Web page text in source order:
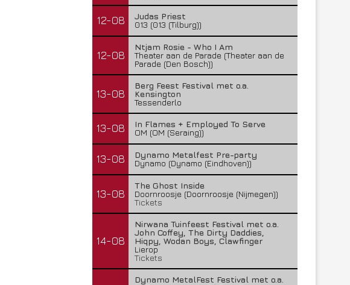
12-08
Judas Priest
013 (013 (Tilburg))
12-08
Ntjam Rosie - Who I Am
Theater aan de Parade (Theater aan de
Parade (Den Bosch))
13-08
Berg Feest Festival met o.a.
Kensington
Tessenderlo
13-08
In Flames + Employed To Serve
OM (OM (Seraing))
13-08
Dynamo Metalfest Pre-party
Dynamo (Dynamo (Eindhoven))
13-08
The Ghost Inside
Doornroosje (Doornroosje (Nijmegen))
Tickets
14-08
Nirwana Tuinfeest Festival met o.a.
John Coffey, The Dirty Daddies,
Hiqpy, Wodan Boys, Clawfinger
Lierop
Tickets
Dynamo MetalFest Festival met o.a.